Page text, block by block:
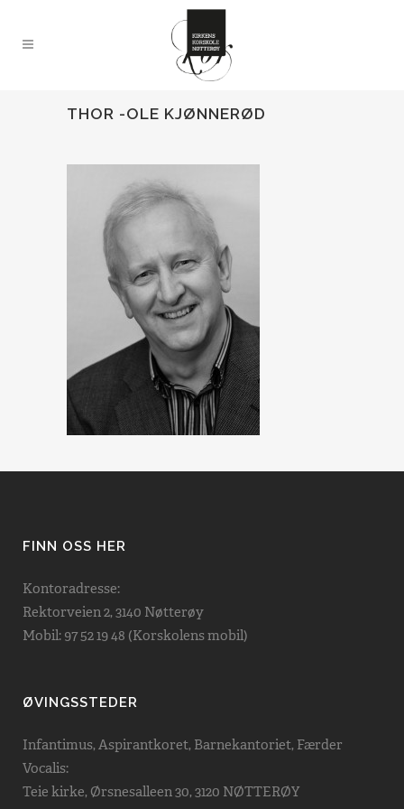
THOR -OLE KJØNNERØD
FINN OSS HER
Kontoradresse:
Rektorveien 2, 3140 Nøtterøy
Mobil: 97 52 19 48 (Korskolens mobil)
ØVINGSSTEDER
Infantimus, Aspirantkoret, Barnekantoriet, Færder
Vocalis:
Teie kirke, Ørsnesalleen 30, 3120 NØTTERØY